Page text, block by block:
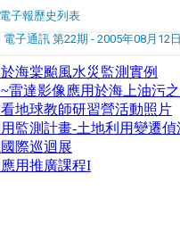
子報歷史列表
電子通訊 第22期 - 2005年08月12日